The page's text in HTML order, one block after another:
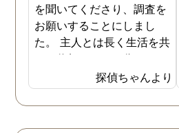
を聞いてくださり、調査を
お願いすることにしまし
た。 主人とは長く生活を共
にし信頼していた分、とて
も悔しい結果となってしま
い残念です。 子ども達の
為、私自身の為にも結果を
探偵ちゃんより